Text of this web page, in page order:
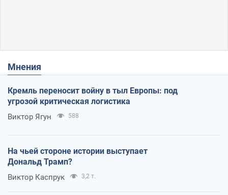
Мнения
Кремль переносит войну в тыл Европы: под
угрозой критическая логистика
Виктор Ягун 588
На чьей стороне истории выступает
Дональд Трамп?
Виктор Каспрук 3,2 т.